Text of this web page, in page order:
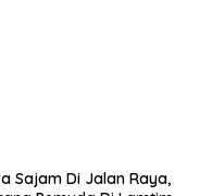
Sajam Di Jalan Raya,